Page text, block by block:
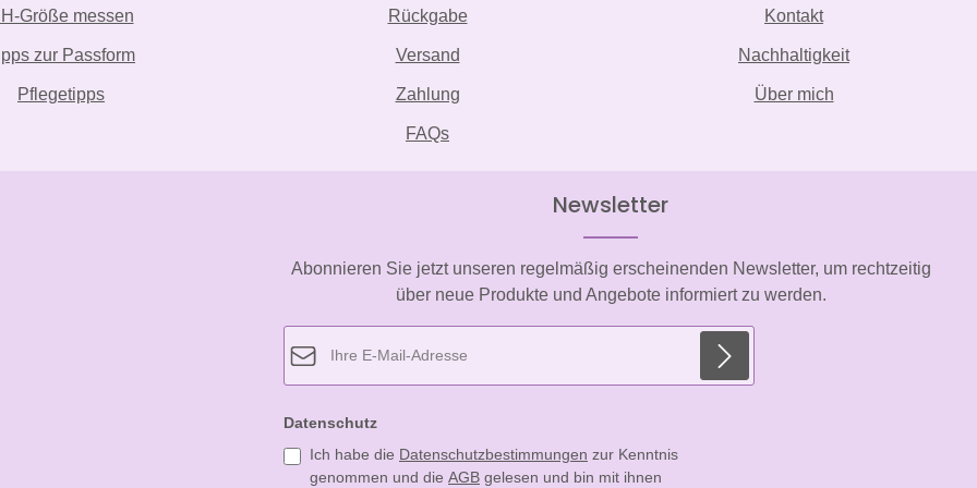
Größe messen
zur Passform
Pflegetipps
Rückgabe
Versand
Zahlung
FAQs
Kontakt
Nachhaltigkeit
Über mich
Newsletter
Abonnieren Sie jetzt unseren regelmäßig erscheinenden Newsletter, um rechtzeitig
über neue Produkte und Angebote informiert zu werden.
Datenschutz
Ich habe die Datenschutzbestimmungen zur Kenntnis
genommen und die AGB gelesen und bin mit ihnen